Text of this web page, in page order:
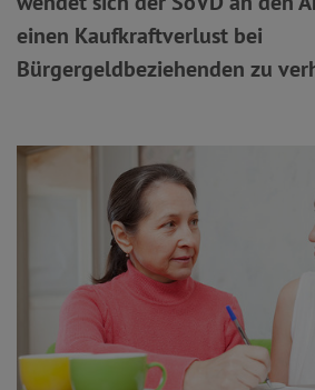
einen Kaufkraftverlust bei
Bürgergeldbeziehenden zu